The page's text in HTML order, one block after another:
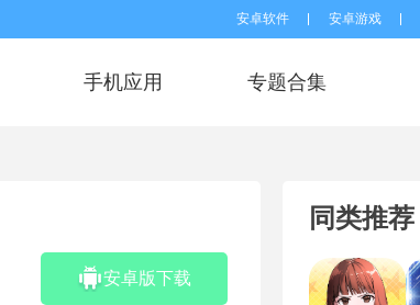
安卓软件 安卓游戏
手机应用 专题合集
安卓版下载
同类推荐